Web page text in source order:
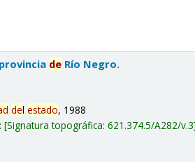
de Río Negro.
delestado, 1988
Signatura topográfica:621.374.5/A282/v.3